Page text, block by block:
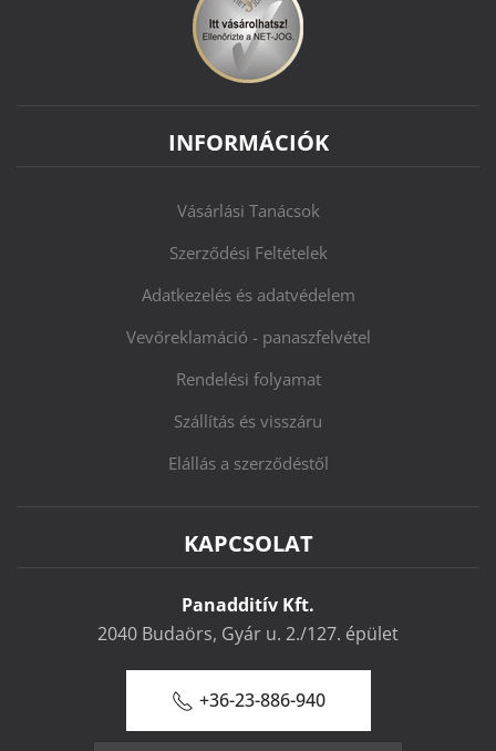
INFORMÁCIÓK
Vásárlási Tanácsok
Szerződési Feltételek
Adatkezelés és adatvédelem
Vevőreklamáció - panaszfelvétel
Rendelési folyamat
Szállítás és visszáru
Elállás a szerződéstől
KAPCSOLAT
Panadditív Kft.
2040 Budaörs, Gyár u. 2./127. épület
+36-23-886-940